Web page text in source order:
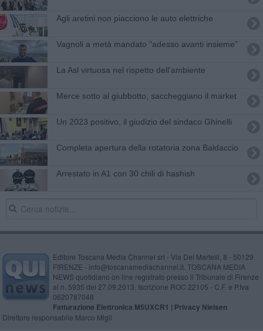
Agli aretini non piacciono le auto elettriche
Vagnoli a metà mandato "adesso avanti insieme"
La Asl virtuosa nel rispetto dell'ambiente
Merce sotto al giubbotto, saccheggiano il market
Un 2023 positivo, il giudizio del sindaco Ghinelli
Completa apertura della rotatoria zona Baldaccio
Arrestato in A1 con 30 chili di hashish
Editore Toscana Media Channel srl - Via Dei Martelli, 8 - 50129
FIRENZE - info@toscanamediachannel.it. TOSCANA MEDIA
NEWS quotidiano on line registrato presso il Tribunale di Firenze
al n. 5935 del 27.09.2013. Iscrizione ROC 22105 - C.F. e P.Iva
0620787048
Fatturazione Elettronica M5UXCR1 | Privacy Nielsen
Direttore responsabile Marco Migli